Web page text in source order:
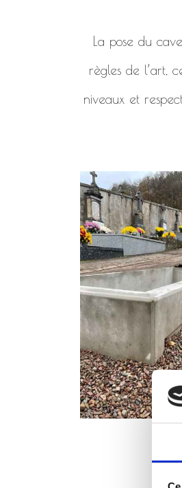
La pose du
règles de l’art,
niveaux et